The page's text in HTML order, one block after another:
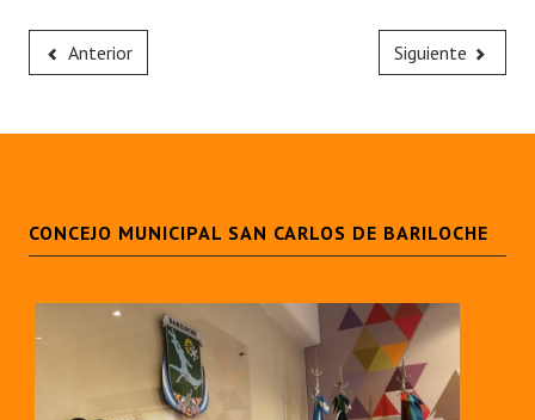
Anterior Siguiente
CONCEJO MUNICIPAL SAN CARLOS DE BARILOCHE